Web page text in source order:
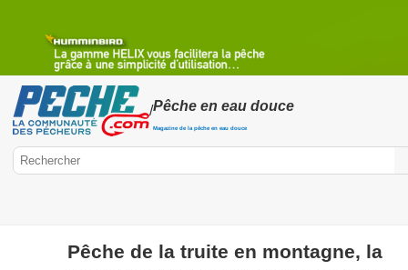
/Pêche en eau douce
Magazine de la pêche en eau douce
Peche.comPêche de la truite en montagne, la